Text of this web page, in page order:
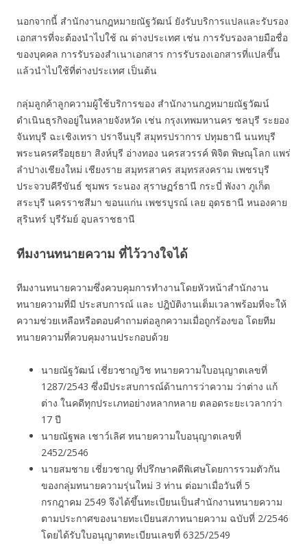
นอกจากนี้ สำนักงานกฎหมายณัฐวัฒน์ ยังรับบริการแปลและรับรอง
เอกสารที่จะต้องนำไปใช้ ณ ต่างประเทศ เช่น การรับรองลายมือชื่อ
ของบุคคล การรับรองสำเนาเอกสาร การรับรองเอกสารที่แปลขึ้น
แล้วนำไปใช้ที่ต่างประเทศ เป็นต้น
กลุ่มลูกค้าลูกความผู้ใช้บริการของ สำนักงานกฎหมายณัฐวัฒน์
ดำเนินธุรกิจอยู่ในหลายจังหวัด เช่น กรุงเทพมหานคร ชลบุรี ระยอง
จันทบุรี ฉะเชิงเทรา ปราจีนบุรี สมุทรปราการ ปทุมธานี นนทบุรี
พระนครศรีอยุธยา สิงห์บุรี อ่างทอง นครสวรรค์ พิจิต พิษณุโลก แพร่
ลำปางเชียงใหม่ เชียงราย สมุทรสาคร สมุทรสงคราม เพชรบุรี
ประจวบคีรีขันธ์ ชุมพร ระนอง สุราษฏร์ธานี กระบี่ พังงา ภูเก็ต
สระบุรี นครราชสีมา ขอนแก่น เพชรบูรณ์ เลย อุดรธานี หนองคาย
สุรินทร์ บุรีรัมย์ อุบลราชธานี
ทีมงานทนายความ ที่ไว้วางใจได้
ทีมงานทนายความซึ่งควบคุมการทำงานโดยหัวหน้าสำนักงาน
ทนายความที่มี ประสบการณ์ และ ปฎิบัติงานเต็มเวลาพร้อมที่จะให้
ความช่วยเหลือหรือตอบคำถามต่อลูกความเมื่อถูกร้องขอ โดยทีม
ทนายความที่ควบคุมงานประกอบด้วย
นายณัฐวัฒน์ เชี่ยวชาญวิช ทนายความใบอนุญาตเลขที่
1287/2543 ซึ่งมีประสบการณ์ด้านการว่าความ ว่าต่าง แก้
ต่าง ในคดีทุกประเภทอย่างหลากหลาย ตลอดระยะเวลากว่า
17 ปี
นายณัฐพล เชาว์เลิศ ทนายความใบอนุญาตเลขที่
2452/2546
นายสมชาย เชี่ยวชาญ ที่ปรึกษาคดีพิเศษโดยการรวมตัวกัน
ของกลุ่มทนายความรุ่นใหม่ 3 ท่าน ต่อมาเมื่อวันที่ 5
กรกฎาคม 2549 จึงได้ขึ้นทะเบียนเป็นสำนักงานทนายความ
ตามประกาศของนายทะเบียนสภาทนายความ ฉบับที่ 2/2546
โดยได้รับใบอนุญาตทะเบียนเลขที่ 6325/2549